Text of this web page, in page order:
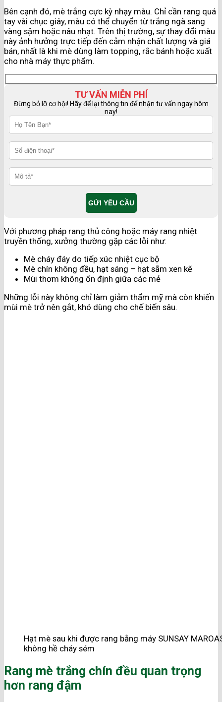
Bên cạnh đó, mè trắng cực kỳ nhạy màu. Chỉ cần rang quá
tay vài chục giây, màu có thể chuyển từ trắng ngà sang
vàng sậm hoặc nâu nhạt. Trên thị trường, sự thay đổi màu
này ảnh hưởng trực tiếp đến cảm nhận chất lượng và giá
bán, nhất là khi mè dùng làm topping, rắc bánh hoặc xuất
cho nhà máy thực phẩm.
TƯ VẤN MIỄN PHÍ
Đừng bỏ lỡ cơ hội! Hãy để lại thông tin để nhận tư vấn ngay hôm
nay!
Với phương pháp rang thủ công hoặc máy rang nhiệt
truyền thống, xưởng thường gặp các lỗi như:
Mè cháy đáy do tiếp xúc nhiệt cục bộ
Mè chín không đều, hạt sáng – hạt sẫm xen kẽ
Mùi thơm không ổn định giữa các mẻ
Những lỗi này không chỉ làm giảm thẩm mỹ mà còn khiến
mùi mè trở nên gắt, khó dùng cho chế biến sâu.
Hạt mè sau khi được rang bằng máy SUNSAY
không hề cháy sém
Rang mè trắng chín đều quan trọng
hơn rang đậm